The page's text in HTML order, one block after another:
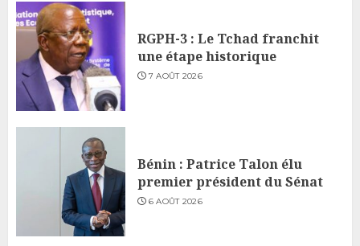
RGPH-3 : Le Tchad franchit
une étape historique
7 AOÛT 2026
Bénin : Patrice Talon élu
premier président du Sénat
6 AOÛT 2026